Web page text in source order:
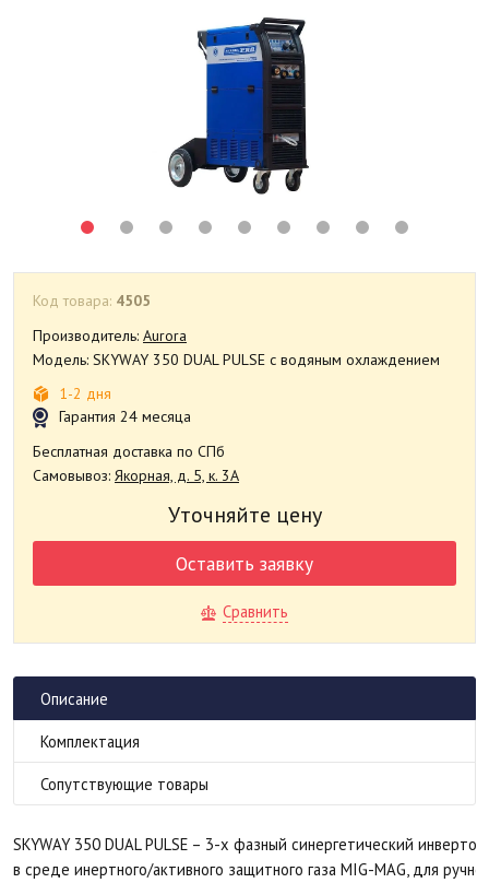
Код товара: 4505
Производитель: Aurora
Модель: SKYWAY 350 DUAL PULSE с водяным охлаждением
1-2 дня
Гарантия 24 месяца
Бесплатная доставка по СПб
Самовывоз: Якорная, д. 5, к. 3А
Уточняйте цену
Оставить заявку
Сравнить
Описание
Комплектация
Сопутствующие товары
SKYWAY 350 DUAL PULSE – 3-х фазный синергетический
в среде инертного/активного защитного газа MIG-MAG, для